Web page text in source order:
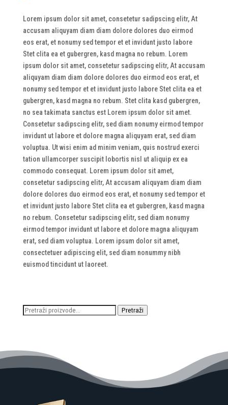
Lorem ipsum dolor sit amet, consetetur sadipscing elitr, At
accusam aliquyam diam diam dolore dolores duo eirmod
eos erat, et nonumy sed tempor et et invidunt justo labore
Stet clita ea et gubergren, kasd magna no rebum. Lorem
ipsum dolor sit amet, consetetur sadipscing elitr, At accusam
aliquyam diam diam dolore dolores duo eirmod eos erat, et
nonumy sed tempor et et invidunt justo labore Stet clita ea et
gubergren, kasd magna no rebum. Stet clita kasd gubergren,
no sea takimata sanctus est Lorem ipsum dolor sit amet.
Consetetur sadipscing elitr, sed diam nonumy eirmod tempor
invidunt ut labore et dolore magna aliquyam erat, sed diam
voluptua. Ut wisi enim ad minim veniam, quis nostrud exerci
tation ullamcorper suscipit lobortis nisl ut aliquip ex ea
commodo consequat. Lorem ipsum dolor sit amet,
consetetur sadipscing elitr, At accusam aliquyam diam diam
dolore dolores duo eirmod eos erat, et nonumy sed tempor et
et invidunt justo labore Stet clita ea et gubergren, kasd magna
no rebum. Consetetur sadipscing elitr, sed diam nonumy
eirmod tempor invidunt ut labore et dolore magna aliquyam
erat, sed diam voluptua. Lorem ipsum dolor sit amet,
consectetuer adipiscing elit, sed diam nonummy nibh
euismod tincidunt ut laoreet.
Pretraži: Pretraži